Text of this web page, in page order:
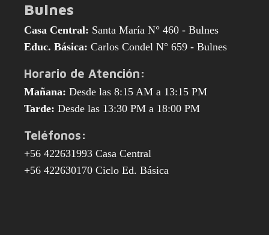
Bulnes
Casa Central: Santa María N° 460 - Bulnes
Educ. Básica: Carlos Condel N° 659 - Bulnes
Horario de Atención:
Mañana: Desde las 8:15 AM a 13:15 PM
Tarde: Desde las 13:30 PM a 18:00 PM
Teléfonos:
+56 422631993 Casa Central
+56 422630170 Ciclo Ed. Básica